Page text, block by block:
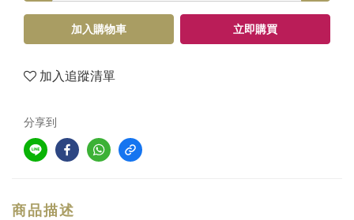
加入購物車 立即購買
加入追蹤清單
分享到
商品描述